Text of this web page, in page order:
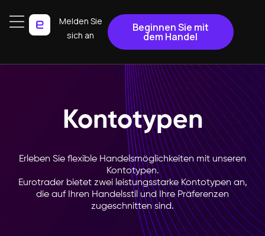
Melden Sie
sich an
Beginnen Sie mit
dem Handel
Kontotypen
Erleben Sie flexible Handelsmöglichkeiten mit unseren
Kontotypen.
Eurotrader bietet zwei leistungsstarke Kontotypen an,
die auf Ihren Handelsstil und Ihre Präferenzen
zugeschnitten sind.